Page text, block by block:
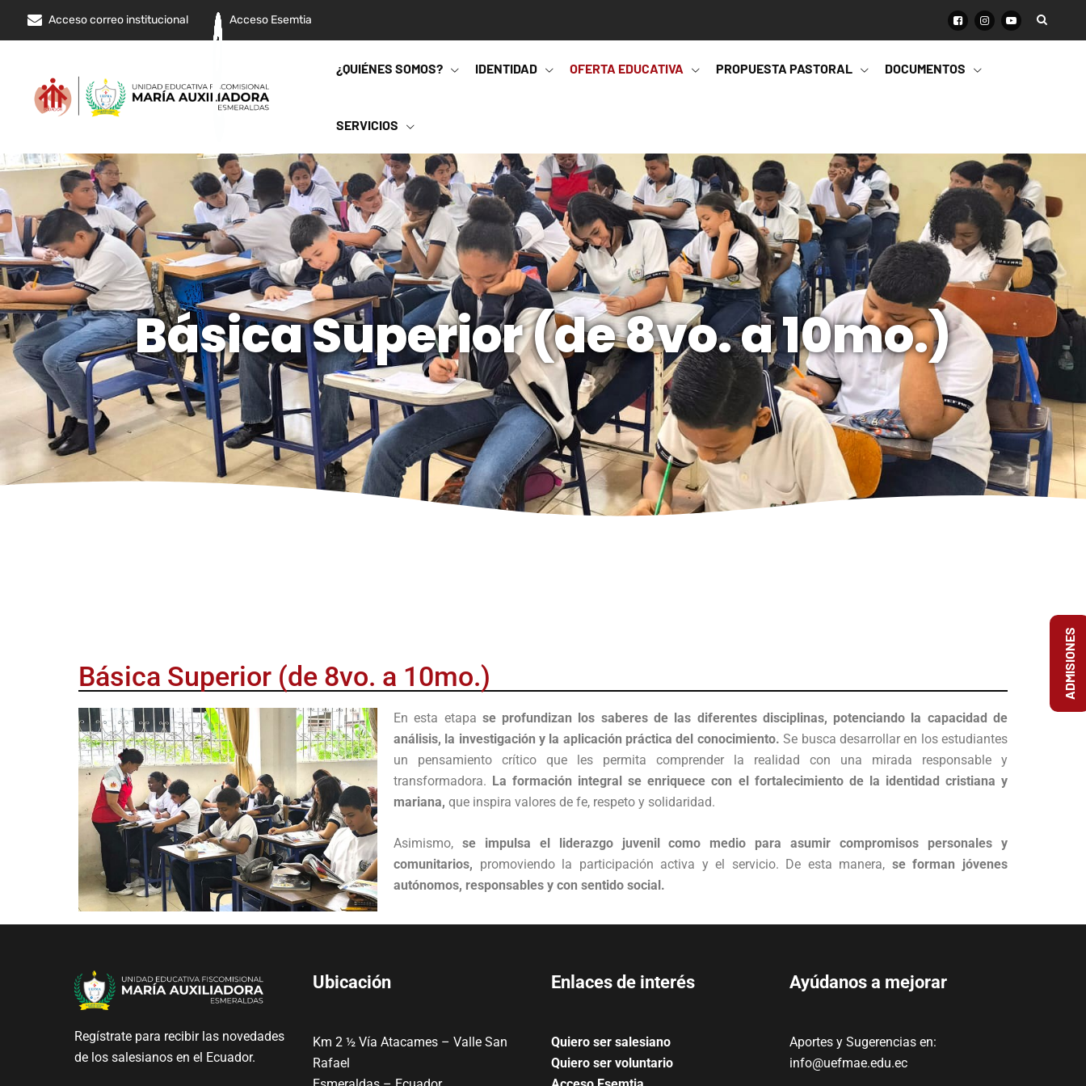
Acceso correo institucional Acceso Esemtia
¿QUIÉNES SOMOS? IDENTIDAD OFERTA EDUCATIVA PROPUESTA PASTORAL DOCUMENTOS
SERVICIOS
ADMISIONES
Básica Superior (de 8vo. a 10mo.)
Básica Superior (de 8vo. a 10mo.)
En esta etapa se profundizan los saberes de las diferentes disciplinas, potenciando la capacidad de
análisis, la investigación y la aplicación práctica del conocimiento. Se busca desarrollar en los estudiantes
un pensamiento crítico que les permita comprender la realidad con una mirada responsable y
transformadora. La formación integral se enriquece con el fortalecimiento de la identidad cristiana y
mariana, que inspira valores de fe, respeto y solidaridad.
Asimismo, se impulsa el liderazgo juvenil como medio para asumir compromisos personales y
comunitarios, promoviendo la participación activa y el servicio. De esta manera, se forman jóvenes
autónomos, responsables y con sentido social.
Regístrate para recibir las novedades
de los salesianos en el Ecuador.
Ubicación
Km 2 ½ Vía Atacames – Valle San
Rafael
Enlaces de interés
Quiero ser salesiano
Quiero ser voluntario
Ayúdanos a mejorar
Aportes y Sugerencias en:
info@uefmae.edu.ec